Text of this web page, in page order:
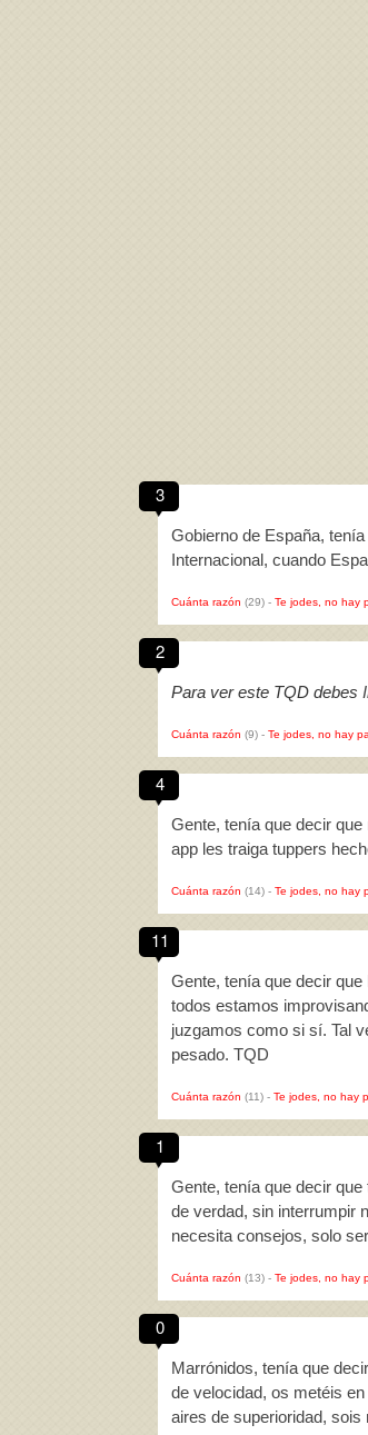
3
Gobierno de España,
Internacional, cuando
Cuánta razón (29) - Te jodes, no hay
2
Para ver este TQD debes
Cuánta razón (9) - Te jodes, no hay
4
Gente, tenía que decir
app les traiga tuppers
Cuánta razón (14) - Te jodes, no hay
11
Gente, tenía que decir
todos estamos
juzgamos como si sí. Tal
pesado. TQD
Cuánta razón (11) - Te jodes, no hay
1
Gente, tenía que decir
de verdad, sin interrumpir
necesita consejos, solo
Cuánta razón (13) - Te jodes, no hay
0
Marrónidos, tenía que
de velocidad, os metéis
aires de superioridad,